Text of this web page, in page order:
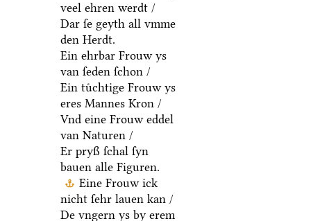
veel ehren werdt /
Dar ſe geyth all vmme
den Herdt.
Ein ehrbar Frouw ys
van ſeden ſchon /
Ein tuͤchtige Frouw ys
eres Mannes Kron /
Vnd eine Frouw eddel
van Naturen /
Er pryß ſchal ſyn
bauen alle Figuren.
Eine Frouw ick
nicht ſehr lauen kan /
De vngern ys by erem